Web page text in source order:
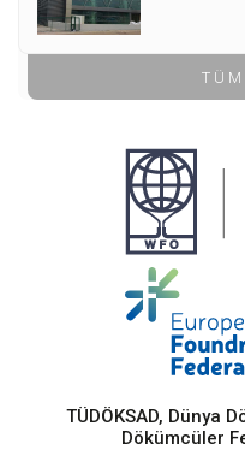
TÜDÖKSAD, Dünya
Dökümcüler